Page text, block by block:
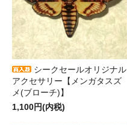
シークセールオリジナル
アクセサリー【メンガタスズ
メ(ブローチ)】
1,100円(内税)